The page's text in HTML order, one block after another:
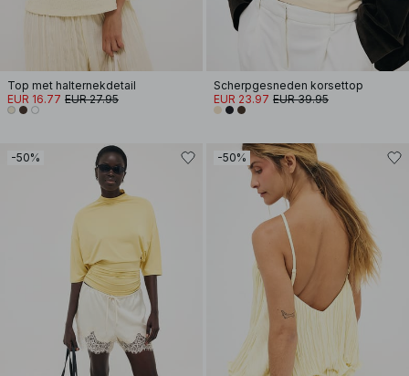
Top met halternekdetail
EUR 16.77 EUR 27.95
Scherpgesneden korsettop
EUR 23.97 EUR 39.95
-50% -50%